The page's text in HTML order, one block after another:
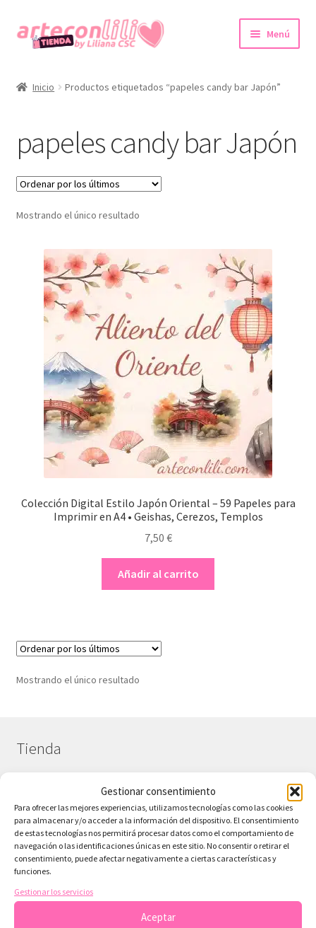
Gestionar consentimiento
Para ofrecer las mejores experiencias, utilizamos tecnologías como las cookies
para almacenar y/o acceder a la información del dispositivo. El consentimiento
de estas tecnologías nos permitirá procesar datos como el comportamiento de
navegación o las identificaciones únicas en este sitio. No consentir o retirar el
consentimiento, puede afectar negativamente a ciertas características y
funciones.
Gestionar los servicios
Aceptar
Ir
a
navegación
Ir
al
Menú
Agendas imprimibles
Tienda
Promociones
Cuenta
Inicio Productos etiquetados “papeles candy bar Japón”
papeles candy bar Japón
Mostrando el único resultado
Colección Digital Estilo Japón Oriental – 59 Papeles para
Imprimir en A4 • Geishas, Cerezos, Templos
7,50 €
Añadir al carrito
Mostrando el único resultado
Tienda
¿Necesitas contactar?
Tienda
Colecciones Scrap